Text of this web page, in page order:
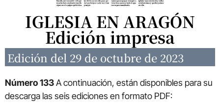
IGLESIA EN ARAGÓN
Edición impresa
Edición del 29 de octubre de 2023
Número 133A continuación, están disponibles para su
descarga las seis ediciones en formato PDF: